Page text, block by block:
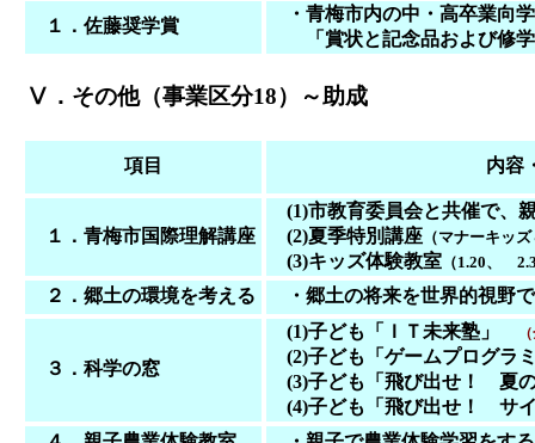
１．佐藤奨学賞
・青梅市内の中・高卒業向
「賞状と記念品および修学
Ⅴ．その他（事業区分18）～助成
項目 内容
１．青梅市国際理解講座
(1)市教育委員会と共催で、
(2)夏季特別講座 （マナーキッ
(3)キッズ体験教室 （1.20、
２．郷土の環境を考える ・郷土の将来を世界的視野
３．科学の窓
(1)子ども「ＩＴ未来塾」
(2)子ども「ゲームプログラ
(3)子ども「飛び出せ！ 夏
(4)子ども「飛び出せ！ サ